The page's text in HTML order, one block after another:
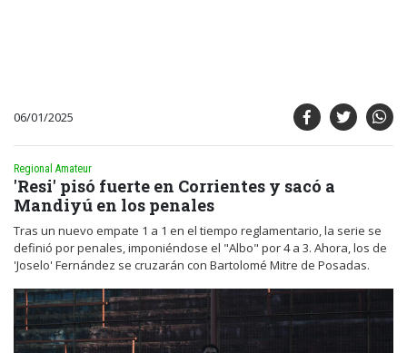
06/01/2025
Regional Amateur
'Resi' pisó fuerte en Corrientes y sacó a
Mandiyú en los penales
Tras un nuevo empate 1 a 1 en el tiempo reglamentario, la serie se
definió por penales, imponiéndose el "Albo" por 4 a 3. Ahora, los de
'Joselo' Fernández se cruzarán con Bartolomé Mitre de Posadas.